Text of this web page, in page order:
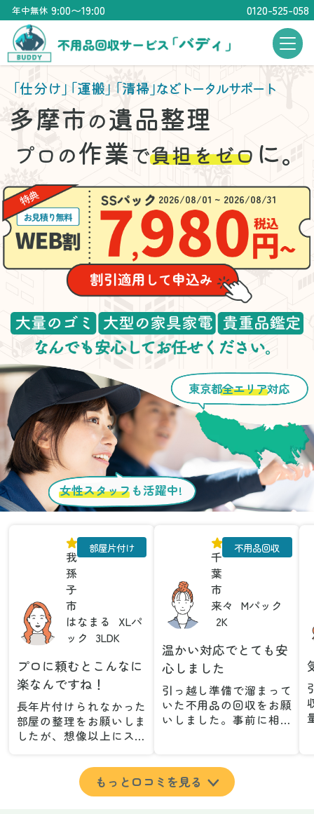
年中無休 9:00〜19:00 0120-525-058
「仕分け」「運搬」「清掃」などトータルサポート
多摩市の遺品整理
プロの作業で負担をゼロ に。
2026/08/01 ~ 2026/08/31
女性スタッフ も活躍中!
東京都全エリア対応
我
孫
子
市
はなまる
XLパ
ック
3LDK
部屋片付け
プロに頼むとこんなに
楽なんですね！
長年片付けられなかった
部屋の整理をお願いしま
したが、想像以上にスム
が集めた物や古い家具が
多く、自分たちだけでは
どうにもならない状態で
千
葉
市
来々
Mパック
2K
不用品回収
温かい対応でとても安
心しました
引っ越し準備で溜まって
いた不用品の回収をお願
いしました。事前に相談
とができました。特に、
古い家具や壊れた家電な
ど、処分が難しいものが
もっと口コミを見る